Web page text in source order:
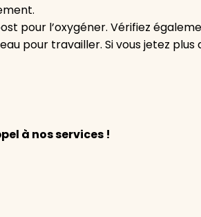
pour l’oxygéner. Vérifiez
pour travailler. Si vous jetez plus
à nos services !